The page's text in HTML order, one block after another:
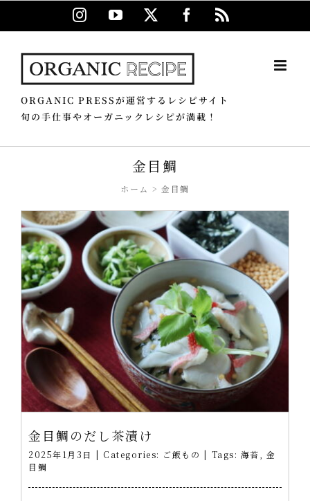
Instagram
YouTube Facebook
ORGANIC PRESSが運営するレシピサイト
旬の手仕事やオーガニックレシピが満載！
金目鯛
ホーム 金目鯛
金目鯛のだし茶漬け
2025年1月3日 | Categories: ご飯もの | Tags: 海苔
金
目鯛